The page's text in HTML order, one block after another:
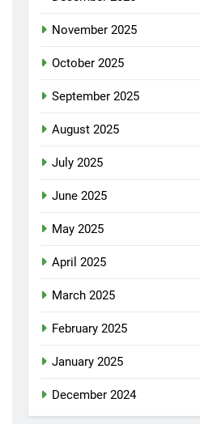
November 2025
October 2025
September 2025
August 2025
July 2025
June 2025
May 2025
April 2025
March 2025
February 2025
January 2025
December 2024